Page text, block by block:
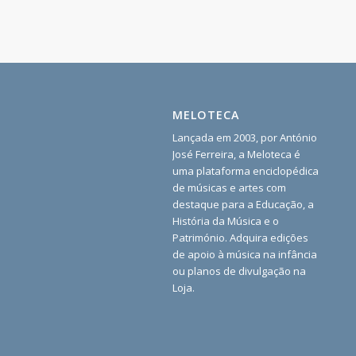
MELOTECA
Lançada em 2003, por António
José Ferreira, a Meloteca é
uma plataforma enciclopédica
de músicas e artes com
destaque para a Educação, a
História da Música e o
Património. Adquira edições
de apoio à música na infância
ou planos de divulgação na
Loja.